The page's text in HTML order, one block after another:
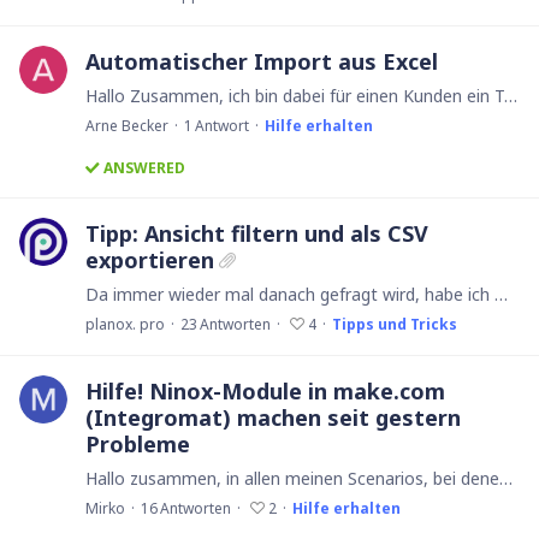
Automatischer Import aus Excel
Hallo Zusammen, ich bin dabei für einen Kunden ein Tool zu erstellen in denen Preislisten verglichen werden sollen. Die Daten die hierzu verglichen werden sollen werden allerdings als Excel/CSV…
Arne Becker 1 Antwort Hilfe erhalten
ANSWERED
Tipp: Ansicht filtern und als CSV
exportieren
Da immer wieder mal danach gefragt wird, habe ich mal eine kleine Beispiel-Datenbank erstellt, mit der sich die Daten einer Ansicht filtern und in eine CSV-Datei schreiben lassen,…
planox. pro 23Antworten 4 Tipps und Tricks
Hilfe! Ninox-Module in make.com
(Integromat) machen seit gestern
Probleme
Hallo zusammen, in allen meinen Scenarios, bei denen ich Ninox-Module "Look Up Record" verwende, kommt seit gestern (05.12.22) folgende Fehlermeldung IMLError Function 'formatOutputAlt' finished with…
Mirko 16Antworten 2 Hilfe erhalten